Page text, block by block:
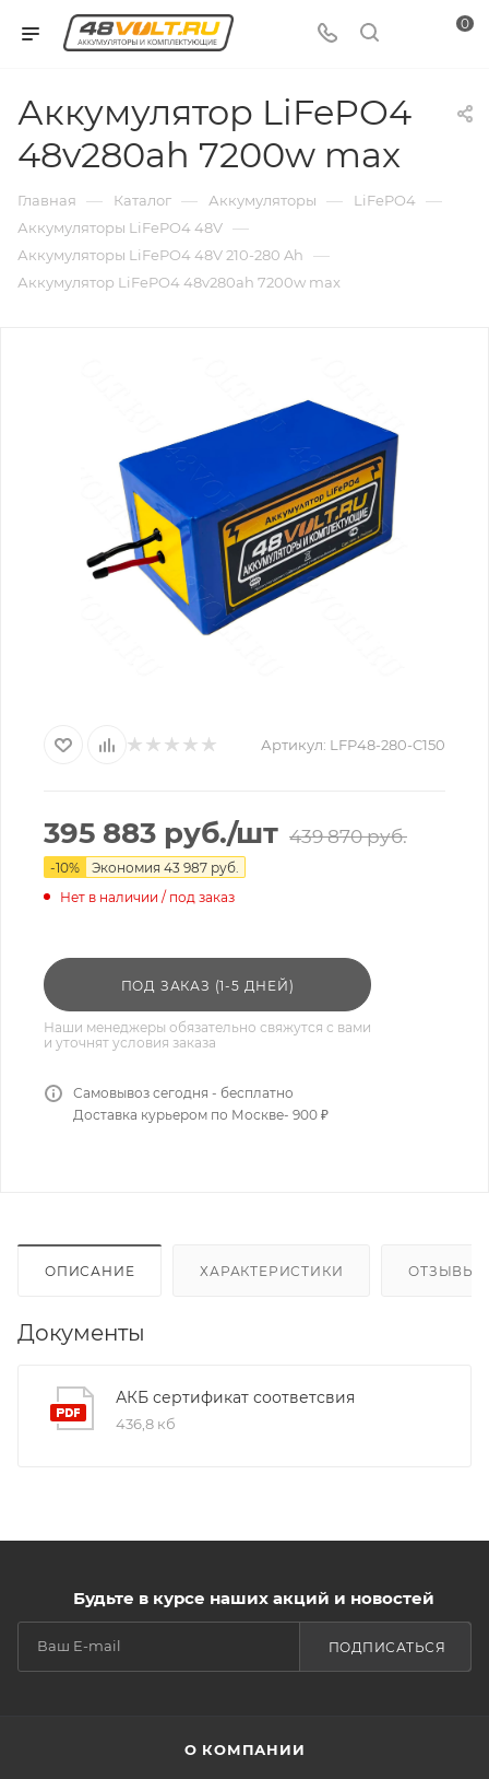
0
Аккумулятор LiFePO4
48v280ah 7200w max
Главная — Каталог — Аккумуляторы — LiFePO4 —
Аккумуляторы LiFePO4 48V —
Аккумуляторы LiFePO4 48V 210-280 Ah —
Аккумулятор LiFePO4 48v280ah 7200w max
Артикул: LFP48-280-C150
395 883 руб./шт 439 870руб.
-10% Экономия 43 987 руб.
Нет в наличии / под заказ
ПОД ЗАКАЗ (1-5 ДНЕЙ)
Наши менеджеры обязательно свяжутся с вами
и уточнят условия заказа
Самовывоз сегодня - бесплатно
Доставка курьером по Москве- 900 ₽
ОПИСАНИЕ ХАРАКТЕРИСТИКИ ОТЗЫВЫ
Документы
АКБ сертификат соответсвия
436,8 кб
Будьте в курсе наших акций и новостей
ПОДПИСАТЬСЯ
О КОМПАНИИ